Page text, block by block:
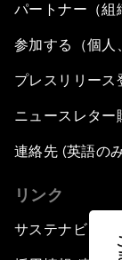
Plastic
Close
Trillion-
Strategic
パートナー（組
参加する（個人
プレスリリース
ニュースレター
連絡先 (英語の
リンク
サステナビリテ